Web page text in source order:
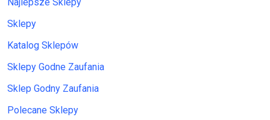
Sklepy
Katalog Sklepów
Sklepy Godne Zaufania
Sklep Godny Zaufania
Polecane Sklepy